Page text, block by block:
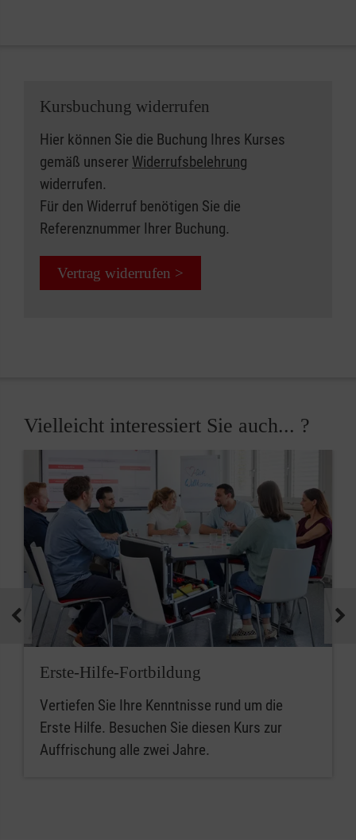
Kursbuchung widerrufen
Hier können Sie die Buchung Ihres Kurses
gemäß unserer Widerrufsbelehrung
widerrufen.
Für den Widerruf benötigen Sie die
Referenznummer Ihrer Buchung.
Vertrag widerrufen >
Vielleicht interessiert Sie auch... ?
Erste-Hilfe-Fortbildung
Vertiefen Sie Ihre Kenntnisse rund um die
Erste Hilfe. Besuchen Sie diesen Kurs zur
Auffrischung alle zwei Jahre.